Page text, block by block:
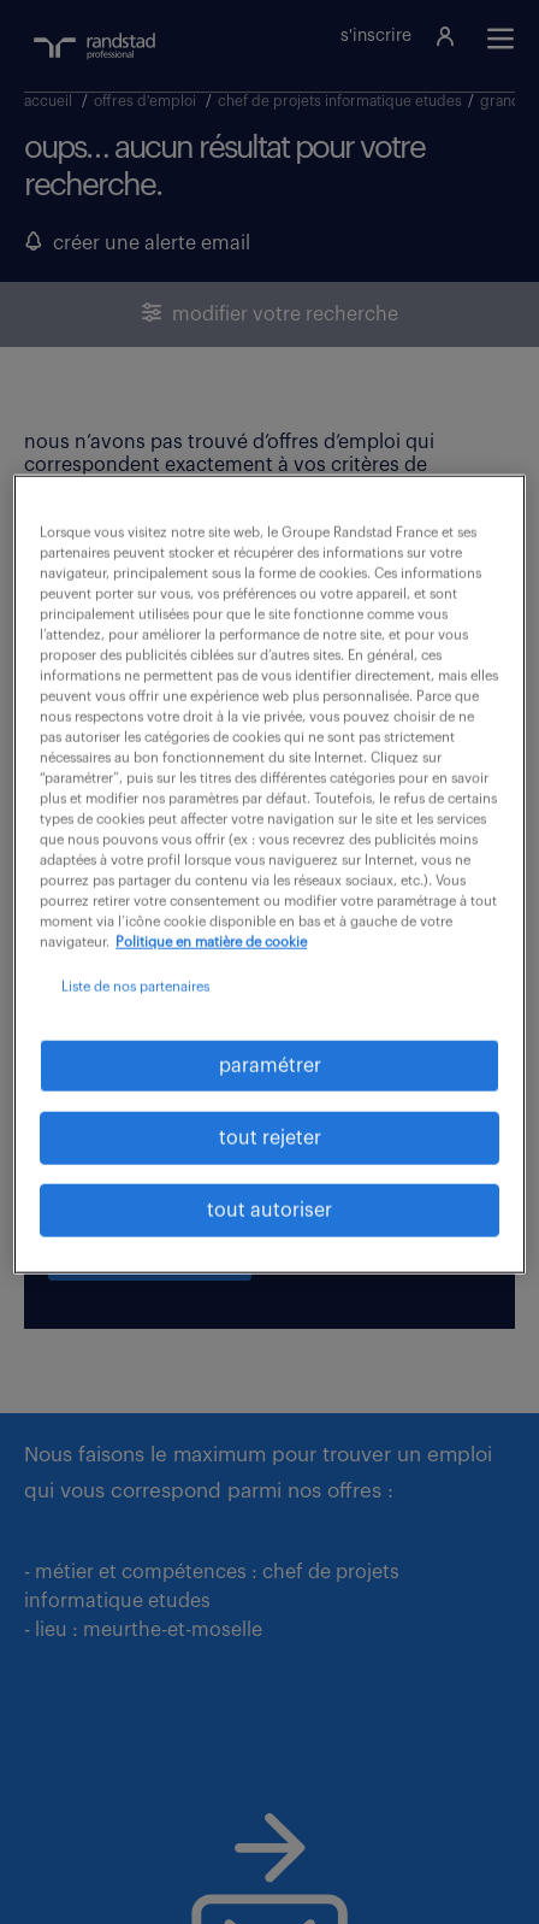
s'inscrire
accueil / offres d'emploi / chef de projets informatique etudes / grand
oups… aucun résultat pour votre
recherche.
créer une alerte email
modifier votre recherche
nous n’avons pas trouvé d’offres d’emploi qui
correspondent exactement à vos critères de
ne ratez aucune
opportunité.
recevez chaque semaine par mail les offres qui
correspondent à votre dernière recherche.
créer une alerte
votre CV !
Boostez votre visibilité auprès de nos recruteurs
en postulant par candidature spontanée.
Nous faisons le maximum pour trouver un emploi
qui vous correspond parmi nos offres :
- métier et compétences : chef de projets
informatique etudes
- lieu : meurthe-et-moselle
Lorsque vous visitez notre site web, le Groupe Randstad France et ses
partenaires peuvent stocker et récupérer des informations sur votre
navigateur, principalement sous la forme de cookies. Ces informations
peuvent porter sur vous, vos préférences ou votre appareil, et sont
principalement utilisées pour que le site fonctionne comme vous
l’attendez, pour améliorer la performance de notre site, et pour vous
proposer des publicités ciblées sur d’autres sites. En général, ces
informations ne permettent pas de vous identifier directement, mais elles
peuvent vous offrir une expérience web plus personnalisée. Parce que
nous respectons votre droit à la vie privée, vous pouvez choisir de ne
pas autoriser les catégories de cookies qui ne sont pas strictement
nécessaires au bon fonctionnement du site Internet. Cliquez sur
“paramétrer”, puis sur les titres des différentes catégories pour en savoir
plus et modifier nos paramètres par défaut. Toutefois, le refus de certains
types de cookies peut affecter votre navigation sur le site et les services
que nous pouvons vous offrir (ex : vous recevrez des publicités moins
adaptées à votre profil lorsque vous naviguerez sur Internet, vous ne
pourrez pas partager du contenu via les réseaux sociaux, etc.). Vous
pourrez retirer votre consentement ou modifier votre paramétrage à tout
moment via l’icône cookie disponible en bas et à gauche de votre
navigateur.
Politique en matière de cookie
Liste de nos partenaires
paramétrer
tout rejeter
tout autoriser